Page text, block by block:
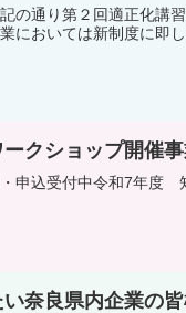
の通り第２回適正化講
においては新制度に即
ークショップ開
申込受付中令和7年度
奈良県内企業の